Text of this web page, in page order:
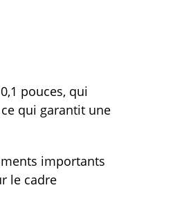
pouces, qui
qui garantit une
importants
le cadre